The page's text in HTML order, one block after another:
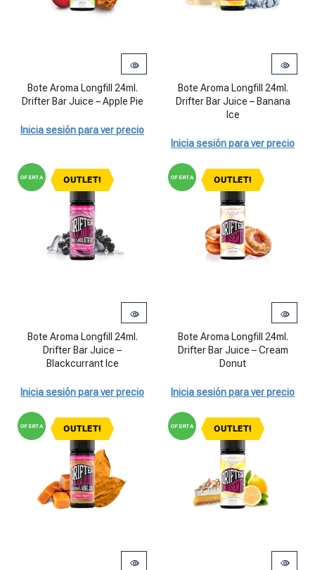
Bote Aroma Longfill 24ml. Drifter Bar Juice - Apple Pie cantidad
Bote Aroma Longfill 24ml.
Drifter Bar Juice – Apple Pie
Inicia sesión para ver precio
Bote Aroma Longfill 24ml.
Bote Aroma Longfill 24ml.
Drifter Bar Juice – Banana
Ice
Inicia sesión para ver precio
OUTLET!
OFERTA
Bote Aroma Longfill 24ml. Drifter Bar Juice - Blackcurrant Ice
Bote Aroma Longfill 24ml.
Drifter Bar Juice –
Blackcurrant Ice
Inicia sesión para ver precio
OUTLET!
OFERTA
Bote Aroma Longfill 24ml.
Bote Aroma Longfill 24ml.
Drifter Bar Juice – Cream
Donut
Inicia sesión para ver precio
OUTLET!
OFERTA OUTLET!
OFERTA